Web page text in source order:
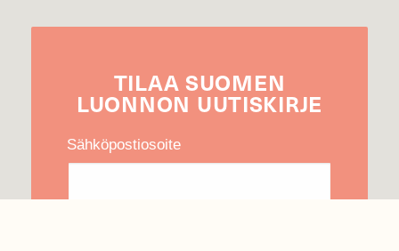
TILAA SUOMEN
LUONNON UUTIS­KIRJE
Sähköpostiosoite